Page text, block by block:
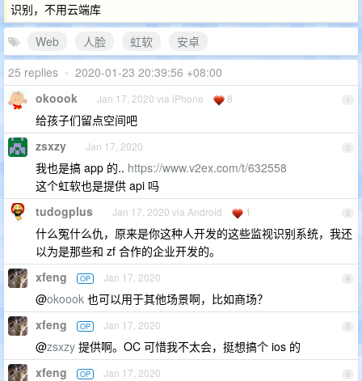
识别，不用云端库
Web
人脸 虹软
安卓
25 replies • 2020-01-23 20:39:56 +08:00
1
okoook Jan 17, 2020 via iPhone 8
给孩子们留点空间吧
2
zsxzy Jan 17, 2020
我也是搞 app 的.. https://www.v2ex.com/t/632558
这个虹软也是提供 api 吗
3
tudogplus Jan 17, 2020 via Android 1
什么冤什么仇，原来是你这种人开发的这些监视识别系统，我还
以为是那些和 zf 合作的企业开发的。
4
xfeng OP Jan 17, 2020
@okoook 也可以用于其他场景啊，比如商场？
5
xfeng OP Jan 17, 2020
@zsxzy 提供啊。OC 可惜我不太会，挺想搞个 ios 的
6
xfeng OP Jan 17, 2020